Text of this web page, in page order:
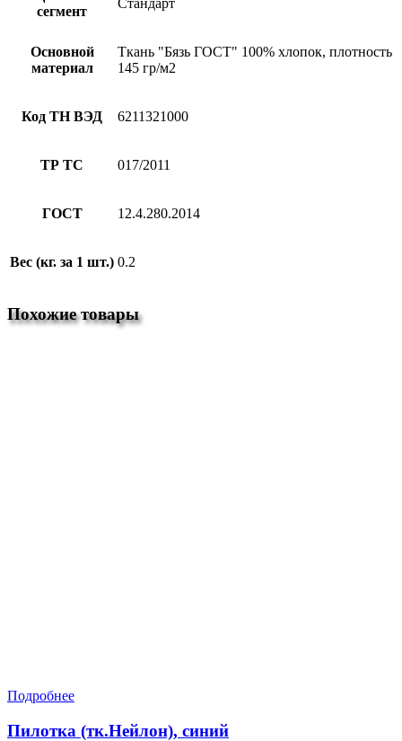
сегмент
Стандарт
Основной
материал
Ткань "Бязь ГОСТ" 100% хлопок, плотность
145 гр/м2
Код ТН ВЭД 6211321000
ТР ТС 017/2011
ГОСТ 12.4.280.2014
Вес (кг. за 1 шт.) 0.2
Похожие товары
Подробнее
Пилотка (тк.Нейлон), синий